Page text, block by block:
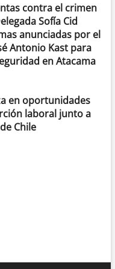
contra el crimen
Sofía Cid
anunciadas por el
Antonio Kast para
en Atacama
en oportunidades
laboral junto a
Chile